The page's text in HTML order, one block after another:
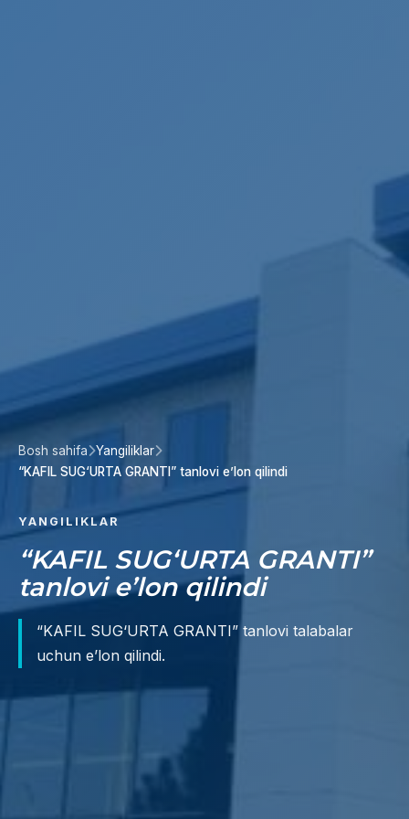
Bosh sahifa
Yangiliklar
“KAFIL SUG‘URTA GRANTI” tanlovi e’lon qilindi
YANGILIKLAR
“KAFIL SUG‘URTA GRANTI”
tanlovi e’lon qilindi
“KAFIL SUG‘URTA GRANTI” tanlovi talabalar
uchun e’lon qilindi.